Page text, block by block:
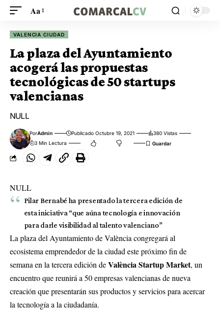
Aa
VALENCIA CIUDAD
La plaza del Ayuntamiento
acogerá las propuestas
tecnológicas de 50 startups
valencianas
NULL
PorAdmin Publicado Octubre 19, 2021
380 Vistas
3 Min Lectura
NULL
Pilar Bernabé ha presentado la tercera edición de
esta iniciativa “que aúna tecnología e innovación
para darle visibilidad al talento valenciano”
La plaza del Ayuntamiento de València congregará al
ecosistema emprendedor de la ciudad este próximo fin de
semana en la tercera edición deValència Startup Market, un
encuentro que reunirá a 50 empresas valencianas de nueva
creación que presentarán sus productos y servicios para acercar
la tecnología a la ciudadanía.